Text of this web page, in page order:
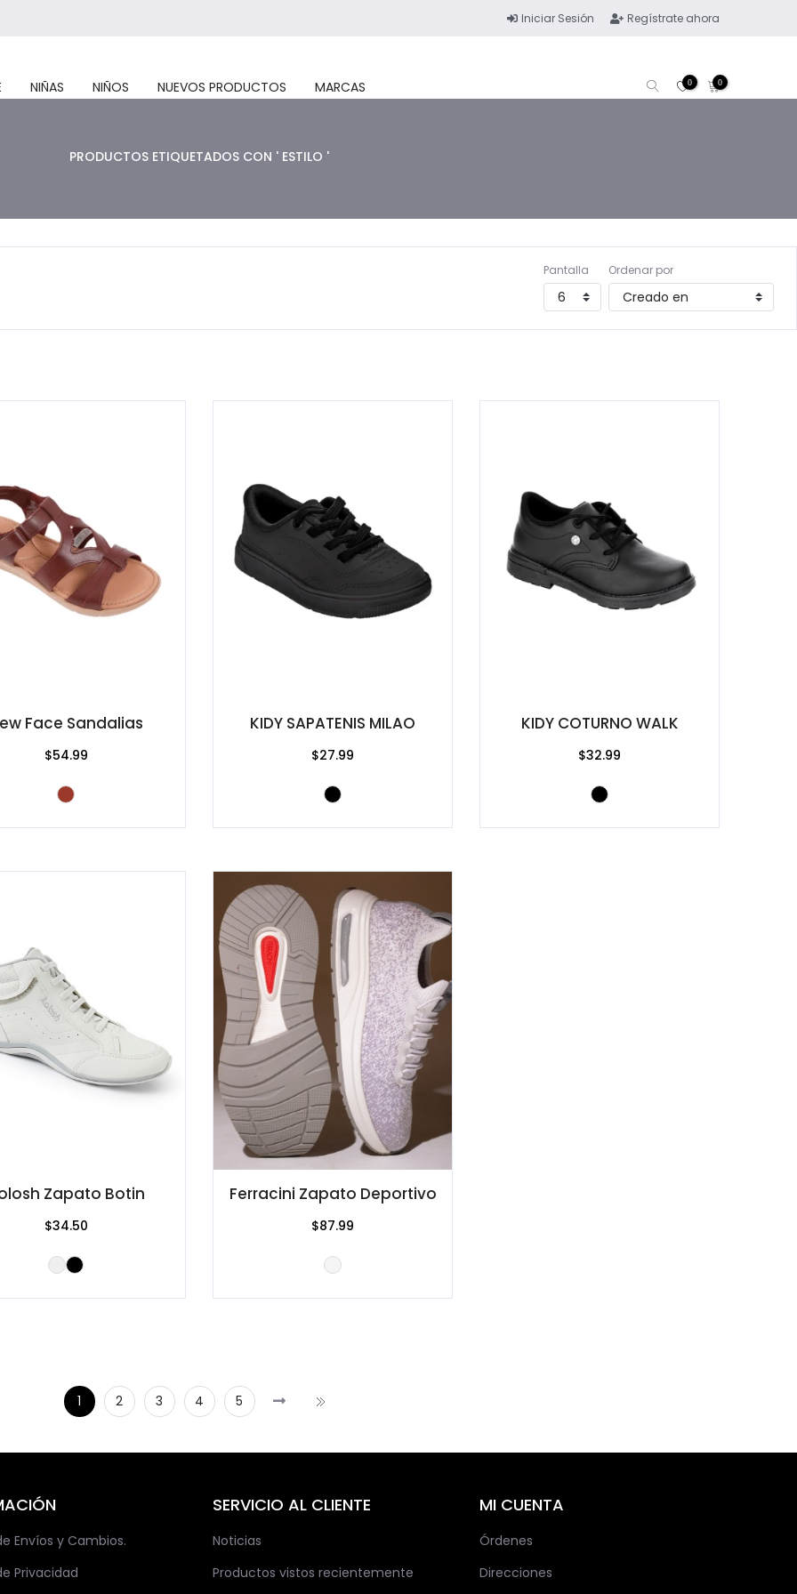
Iniciar Sesión Regístrate ahora
NIÑAS NIÑOS NUEVOS PRODUCTOS MARCAS 0 0
PRODUCTOS ETIQUETADOS CON ' ESTILO '
Pantalla Ordenar por
Face Sandalias
$54.99
KIDY SAPATENIS MILAO
$27.99
KIDY COTURNO WALK
$32.99
Zapato Botin
$34.50
Ferracini Zapato Deportivo
$87.99
1 2 3 4 5
Envíos y Cambios.
Privacidad
SERVICIO AL CLIENTE
Noticias
Productos vistos recientemente
MI CUENTA
Órdenes
Direcciones